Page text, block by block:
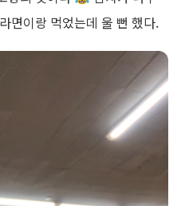
면이랑 먹었는데 울 뻔 했다.